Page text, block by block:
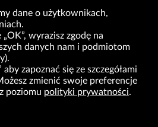
2019 r. poz. 118 z zm.).
dane o użytkownikach,
wyrazisz zgodę na
danych nam i podmiotom
zapoznać się ze szczegółami
zmienić swoje preferencje
poziomu polityki prywatności.